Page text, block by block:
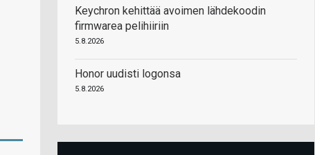
Keychron kehittää avoimen lähdekoodin
firmwarea pelihiiriin
5.8.2026
Honor uudisti logonsa
5.8.2026